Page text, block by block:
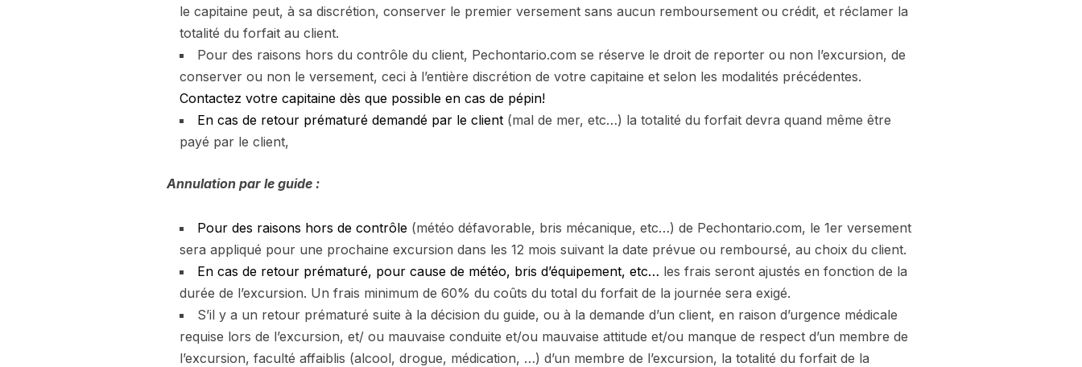
le capitaine peut, à sa discrétion, conserver le premier versement sans aucun remboursement ou crédit, et réclamer la
totalité du forfait au client.
Pour des raisons hors du contrôle du client, Pechontario.com se réserve le droit de reporter ou non l’excursion, de
conserver ou non le versement, ceci à l’entière discrétion de votre capitaine et selon les modalités précédentes.
Contactez votre capitaine dès que possible en cas de pépin!
En cas de retour prématuré demandé par le client (mal de mer, etc…) la totalité du forfait devra quand même être
payé par le client,
Annulation par le guide :
Pour des raisons hors de contrôle (météo défavorable, bris mécanique, etc…) de Pechontario.com, le 1er versement
sera appliqué pour une prochaine excursion dans les 12 mois suivant la date prévue ou remboursé, au choix du client.
En cas de retour prématuré, pour cause de météo, bris d’équipement, etc… les frais seront ajustés en fonction de la
durée de l’excursion. Un frais minimum de 60% du coûts du total du forfait de la journée sera exigé.
S’il y a un retour prématuré suite à la décision du guide, ou à la demande d’un client, en raison d’urgence médicale
requise lors de l’excursion, et/ ou mauvaise conduite et/ou mauvaise attitude et/ou manque de respect d’un membre de
l’excursion, faculté affaiblis (alcool, drogue, médication, …) d’un membre de l’excursion, la totalité du forfait de la